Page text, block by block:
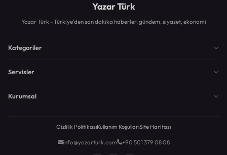
Yazar Türk
Yazar Türk - Türkiye'den son dakika haberler, gündem, siyaset, ekonomi
Kategoriler
Servisler
Kurumsal
Gizlilik PolitikasıKullanım KoşullarıSite Haritası
info@yazarturk.com +90 501 379 08 08